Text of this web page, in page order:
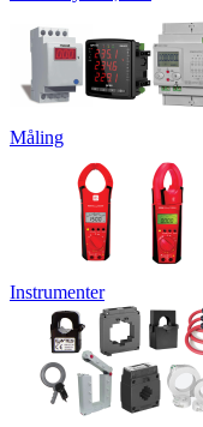
Måling
Instrumenter